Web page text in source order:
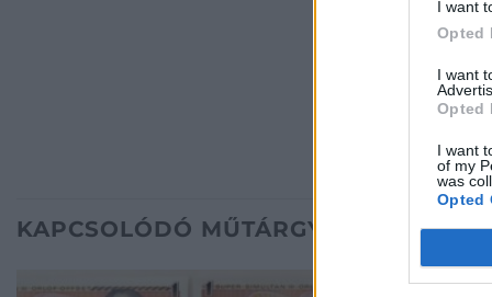
I want
Opted
I want
Opted
I want
of my
was
Opted
KAPCSOLÓDÓ MŰTÁRGYAK